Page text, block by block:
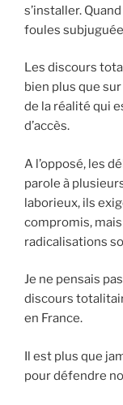
s’installer.
foules
Les discours
bien plus que
de la réalité qui
d’accès.
A l’opposé, les
parole à
laborieux, ils
compromis,
radicalisations
Je ne pensais
discours
en France.
Il est plus que
pour défendre